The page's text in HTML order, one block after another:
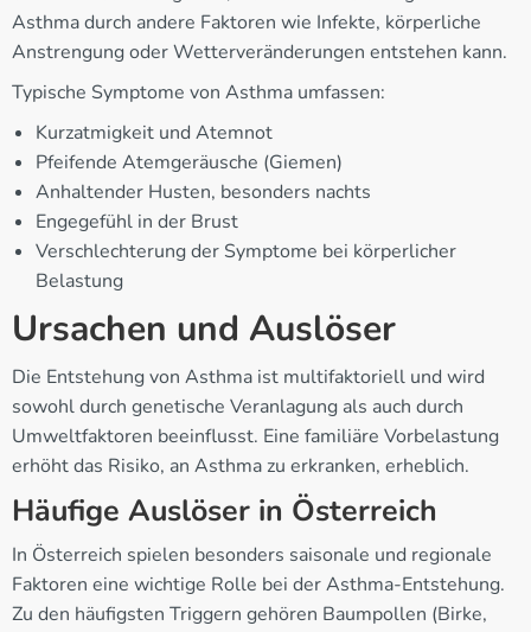
Asthma durch andere Faktoren wie Infekte, körperliche
Anstrengung oder Wetterveränderungen entstehen kann.
Typische Symptome von Asthma umfassen:
Kurzatmigkeit und Atemnot
Pfeifende Atemgeräusche (Giemen)
Anhaltender Husten, besonders nachts
Engegefühl in der Brust
Verschlechterung der Symptome bei körperlicher
Belastung
Ursachen und Auslöser
Die Entstehung von Asthma ist multifaktoriell und wird
sowohl durch genetische Veranlagung als auch durch
Umweltfaktoren beeinflusst. Eine familiäre Vorbelastung
erhöht das Risiko, an Asthma zu erkranken, erheblich.
Häufige Auslöser in Österreich
In Österreich spielen besonders saisonale und regionale
Faktoren eine wichtige Rolle bei der Asthma-Entstehung.
Zu den häufigsten Triggern gehören Baumpollen (Birke,